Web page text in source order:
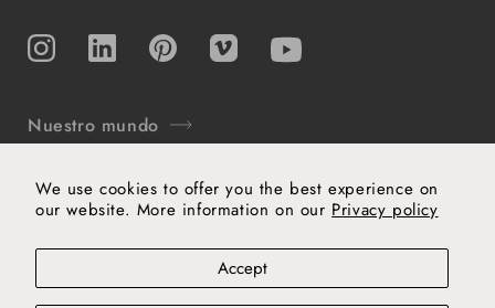
We use cookies to offer you the best experience on
our website. More information on our Privacy policy
Accept
InstagramTikTok Pinterest Vimeo YouTube
Nuestro mundo
Aviso legal Cookies Política de privacidad
Términos y condiciones